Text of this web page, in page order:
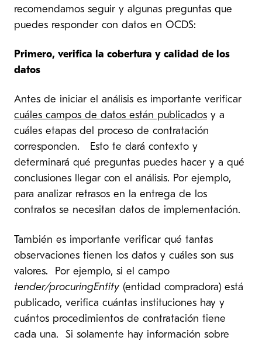
recomendamos seguir y algunas preguntas que
puedes responder con datos en OCDS:
Primero, verifica la cobertura y calidad de los
datos
Antes de iniciar el análisis es importante verificar
cuáles campos de datos están publicados y a
cuáles etapas del proceso de contratación
corresponden. Esto te dará contexto y
determinará qué preguntas puedes hacer y a qué
conclusiones llegar con el análisis. Por ejemplo,
para analizar retrasos en la entrega de los
contratos se necesitan datos de implementación.
También es importante verificar qué tantas
observaciones tienen los datos y cuáles son sus
valores. Por ejemplo, si el campo
tender/procuringEntity (entidad compradora) está
publicado, verifica cuántas instituciones hay y
cuántos procedimientos de contratación tiene
cada una. Si solamente hay información sobre